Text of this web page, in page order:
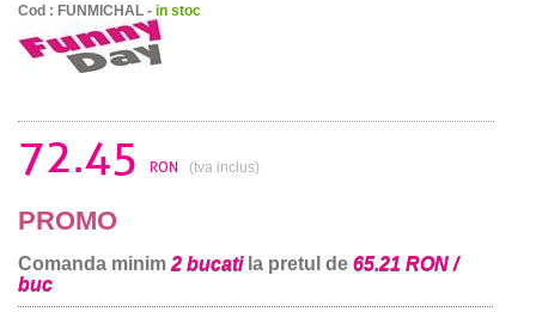
Cod : FUNMICHAL - in stoc
72.45 RON (tva inclus)
PROMO
Comanda minim 2 bucatila pretul de 65.21 RON /
buc